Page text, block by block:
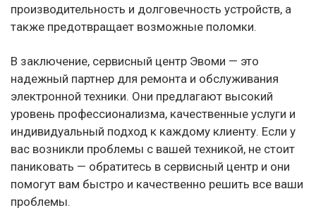
производительность и долговечность устройств, а
также предотвращает возможные поломки.
В заключение, сервисный центр Эвоми — это
надежный партнер для ремонта и обслуживания
электронной техники. Они предлагают высокий
уровень профессионализма, качественные услуги и
индивидуальный подход к каждому клиенту. Если у
вас возникли проблемы с вашей техникой, не стоит
паниковать — обратитесь в сервисный центр и они
помогут вам быстро и качественно решить все ваши
проблемы.